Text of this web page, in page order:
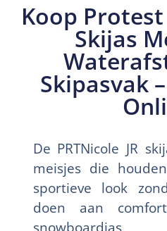
Koop Protest
Skijas
Skipasvak
De PRTNicole JR
meisjes die
sportieve look
doen aan